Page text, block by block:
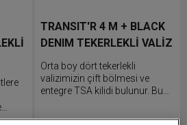
TRANSIT'R 4 M + BLACK
DENIM TEKERLEKLİ VALİZ
Orta boy dört tekerlekli
valizimizin çift bölmesi ve
entegre TSA kilidi bulunur. Bu
13.999,00 TL